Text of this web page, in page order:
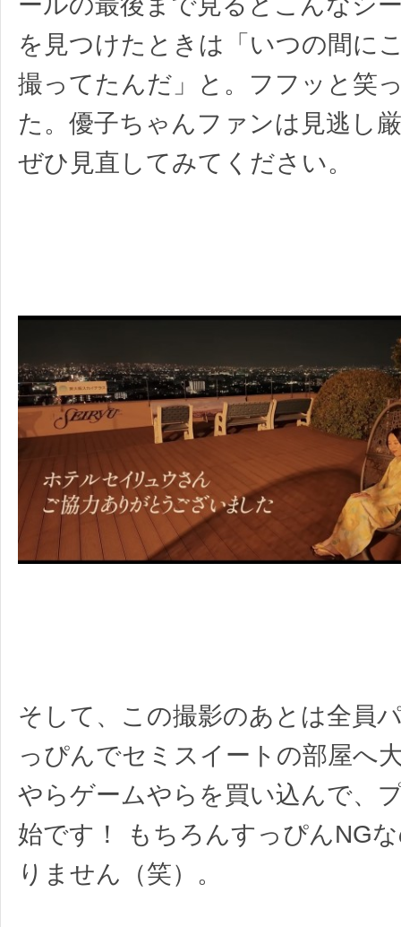
を見つけたときは「いつの間に
撮ってたんだ」と。フフッと笑
た。優子ちゃんファンは見逃し
ぜひ見直してみてください。
そして、この撮影のあとは全員
っぴんでセミスイートの部屋へ
やらゲームやらを買い込んで、
始です！ もちろんすっぴんNG
りません（笑）。